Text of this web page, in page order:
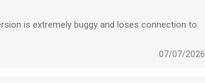
is extremely buggy and loses connection to
07/07/2026